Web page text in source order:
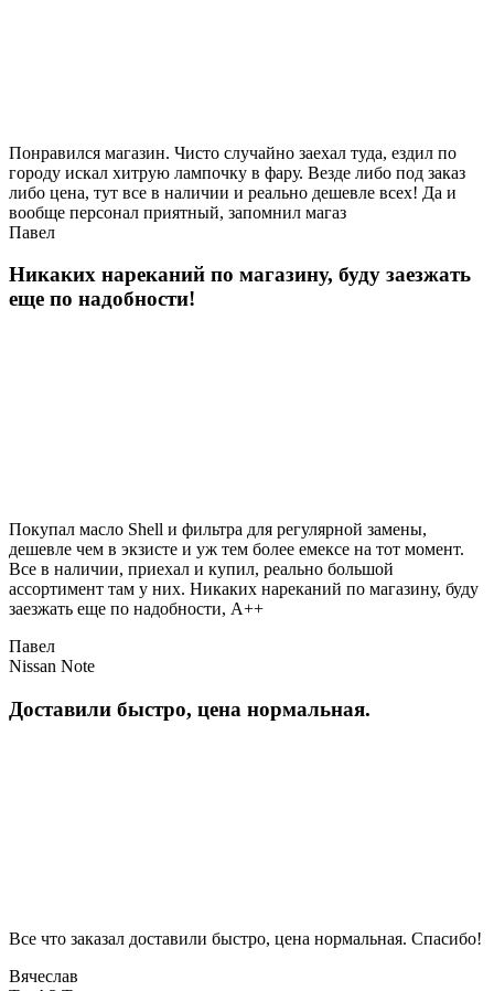
Понравился магазин. Чисто случайно заехал туда, ездил по
городу искал хитрую лампочку в фару. Везде либо под заказ
либо цена, тут все в наличии и реально дешевле всех! Да и
вообще персонал приятный, запомнил магаз
Павел
Никаких нареканий по магазину, буду заезжать
еще по надобности!
Покупал масло Shell и фильтра для регулярной замены,
дешевле чем в экзисте и уж тем более емексе на тот момент.
Все в наличии, приехал и купил, реально большой
ассортимент там у них. Никаких нареканий по магазину, буду
заезжать еще по надобности, A++
Павел
Nissan Note
Доставили быстро, цена нормальная.
Все что заказал доставили быстро, цена нормальная. Спасибо!
Вячеслав